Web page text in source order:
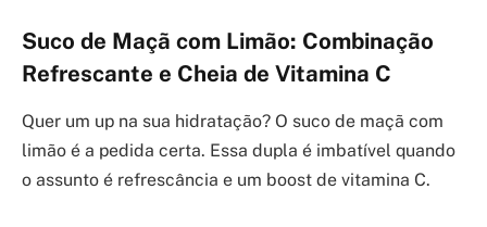
Suco de Maçã com Limão: Combinação
Refrescante e Cheia de Vitamina C
Quer um up na sua hidratação? O suco de maçã com
limão é a pedida certa. Essa dupla é imbatível quando
o assunto é refrescância e um boost de vitamina C.